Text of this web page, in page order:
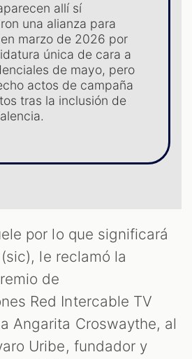
allí sí
una alianza para
marzo de 2026 por
única de cara a
de mayo, pero
actos de campaña
tras la inclusión de
por lo que significará
le reclamó la
de
Red Intercable TV
Angarita Croswaythe, al
Uribe, fundador y